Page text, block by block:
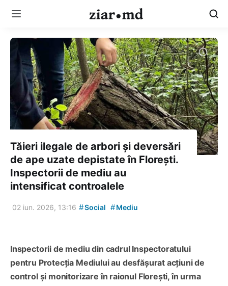
Tăieri ilegale de arbori și deversări
de ape uzate depistate în Florești.
Inspectorii de mediu au
intensificat controalele
02 iun. 2026, 13:16 #Social #Mediu
Inspectorii de mediu din cadrul Inspectoratului
pentru Protecția Mediului au desfășurat acțiuni de
control și monitorizare în raionul Florești, în urma